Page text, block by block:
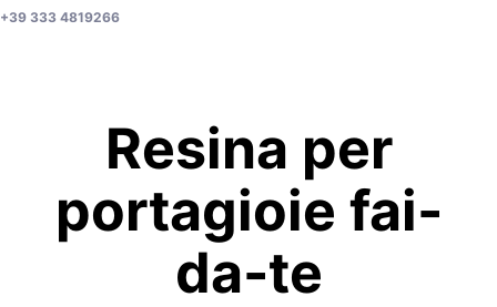
+39 333 4819266
Resina per
portagioie fai-
da-te